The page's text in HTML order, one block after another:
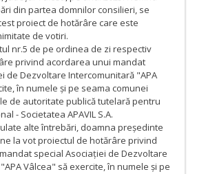
din partea domnilor consilieri, se
proiect de hotărâre care este
de votiri.
nr.5 de pe ordinea de zi respectiv
privind acordarea unui mandat
de Dezvoltare Intercomunitară "APA
în numele și pe seama comunei
de autoritate publică tutelară pentru
- Societatea APAVIL S.A.
alte întrebări, doamna președinte
la vot proiectul de hotărâre privind
special Asociației de Dezvoltare
Vâlcea" să exercite, în numele și pe